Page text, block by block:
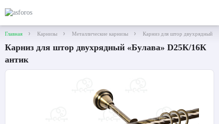
Главная Карнизы Металлические карнизы Карниз для штор двухрядный
Карниз для штор двухрядный «Булава» D25К/16К
антик